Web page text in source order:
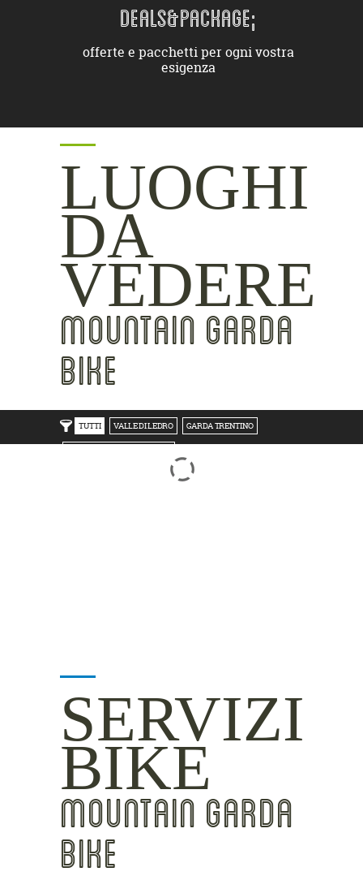
DEALS&PACKAGE;
offerte e pacchetti per ogni vostra
esigenza
LUOGHI
DA
VEDERE
MOUNTAIN GARDA
BIKE
TUTTI VALLE DI LEDRO GARDA TRENTINO
ROVERETO M.BALDO V/GRESTA
SERVIZI
BIKE
MOUNTAIN GARDA
BIKE